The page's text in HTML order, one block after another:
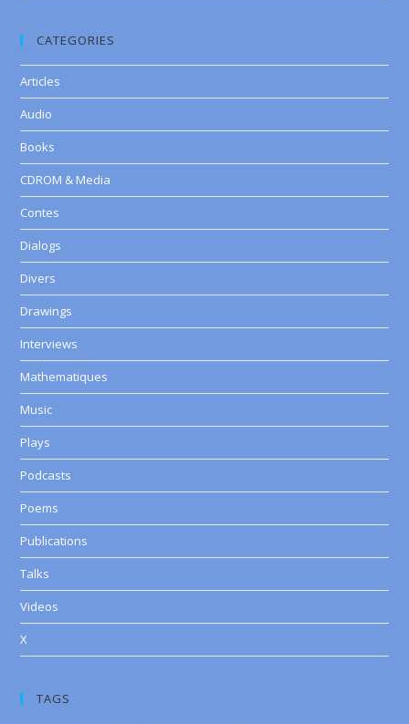
CATEGORIES
Articles
Audio
Books
CDROM & Media
Contes
Dialogs
Divers
Drawings
Interviews
Mathematiques
Music
Plays
Podcasts
Poems
Publications
Talks
Videos
X
TAGS